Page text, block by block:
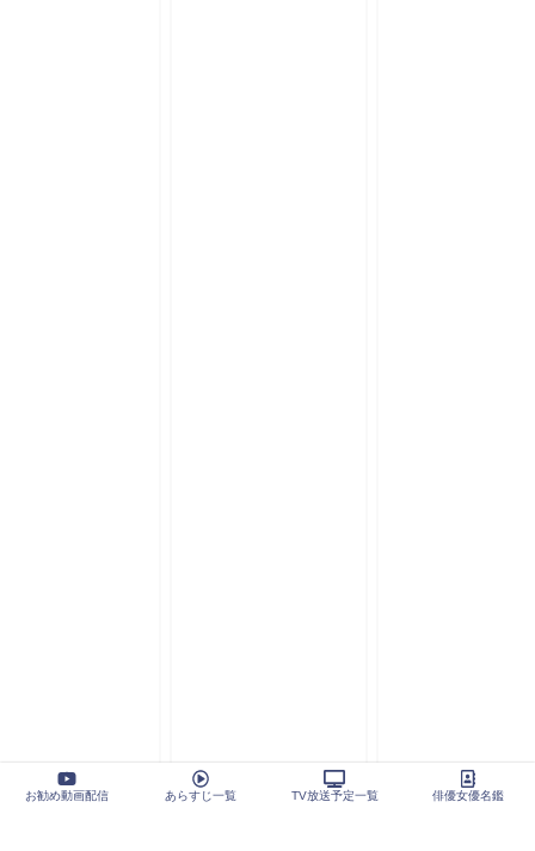
お勧め動画配信 あらすじ一覧 TV放送予定一覧 俳優女優名鑑